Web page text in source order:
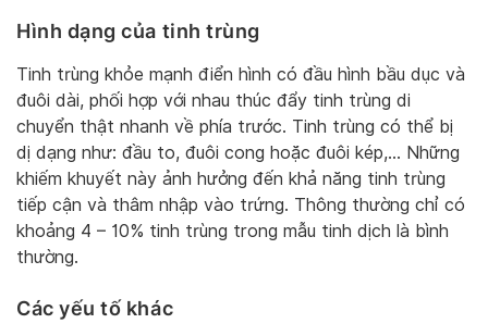
Hình dạng của tinh trùng
Tinh trùng khỏe mạnh điển hình có đầu hình bầu dục và
đuôi dài, phối hợp với nhau thúc đẩy tinh trùng di
chuyển thật nhanh về phía trước. Tinh trùng có thể bị
dị dạng như: đầu to, đuôi cong hoặc đuôi kép,… Những
khiếm khuyết này ảnh hưởng đến khả năng tinh trùng
tiếp cận và thâm nhập vào trứng. Thông thường chỉ có
khoảng 4 – 10% tinh trùng trong mẫu tinh dịch là bình
thường.
Các yếu tố khác